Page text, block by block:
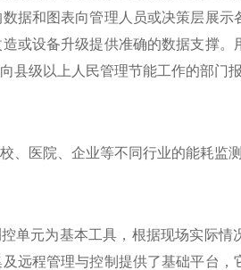
据和图表向管理人员或决策层展
或设备升级提供准确的数据支撑
级以上人民管理节能工作的部门
、医院、企业等不同行业的能耗监
单元为基本工具，根据现场实际
远程管理与控制提供了基础平台